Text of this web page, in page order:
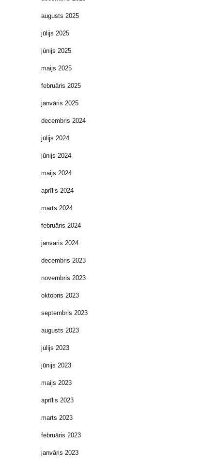
augusts 2025
jūlijs 2025
jūnijs 2025
maijs 2025
februāris 2025
janvāris 2025
decembris 2024
jūlijs 2024
jūnijs 2024
maijs 2024
aprīlis 2024
marts 2024
februāris 2024
janvāris 2024
decembris 2023
novembris 2023
oktobris 2023
septembris 2023
augusts 2023
jūlijs 2023
jūnijs 2023
maijs 2023
aprīlis 2023
marts 2023
februāris 2023
janvāris 2023